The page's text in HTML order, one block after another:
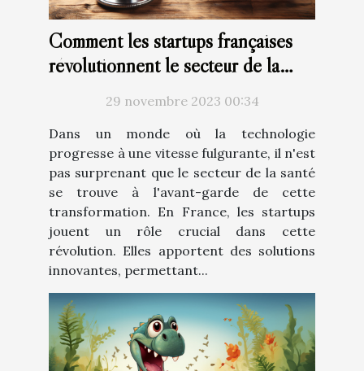
Comment les startups françaises
révolutionnent le secteur de la
santé avec la technologie
29 novembre 2023 00:34
Dans un monde où la technologie
progresse à une vitesse fulgurante, il n'est
pas surprenant que le secteur de la santé
se trouve à l'avant-garde de cette
transformation. En France, les startups
jouent un rôle crucial dans cette
révolution. Elles apportent des solutions
innovantes, permettant...